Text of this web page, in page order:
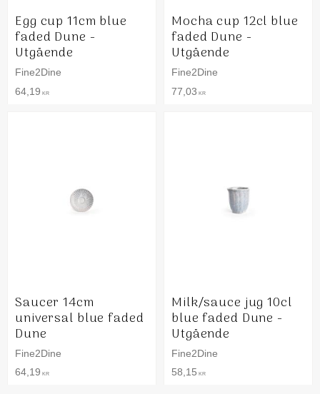
Egg cup 11cm blue
faded Dune -
Utgående
Fine2Dine
64,19 KR
Mocha cup 12cl blue
faded Dune -
Utgående
Fine2Dine
77,03 KR
Saucer 14cm
universal blue faded
Dune
Fine2Dine
64,19 KR
Milk/sauce jug 10cl
blue faded Dune -
Utgående
Fine2Dine
58,15 KR